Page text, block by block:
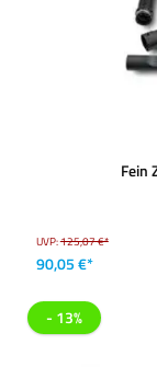
Fein
UVP:125,07 €*
90,05 €*
- 13%